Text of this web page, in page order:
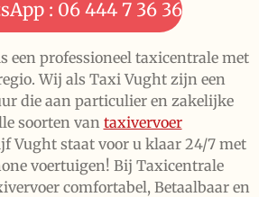
: 06 444 7 36 36
een professioneel taxicentrale met
Wij als Taxi Vught zijn een
die aan particulier en zakelijke
soorten van taxivervoer
Vught staat voor u klaar 24/7 met
voertuigen! Bij Taxicentrale
comfortabel, Betaalbaar en